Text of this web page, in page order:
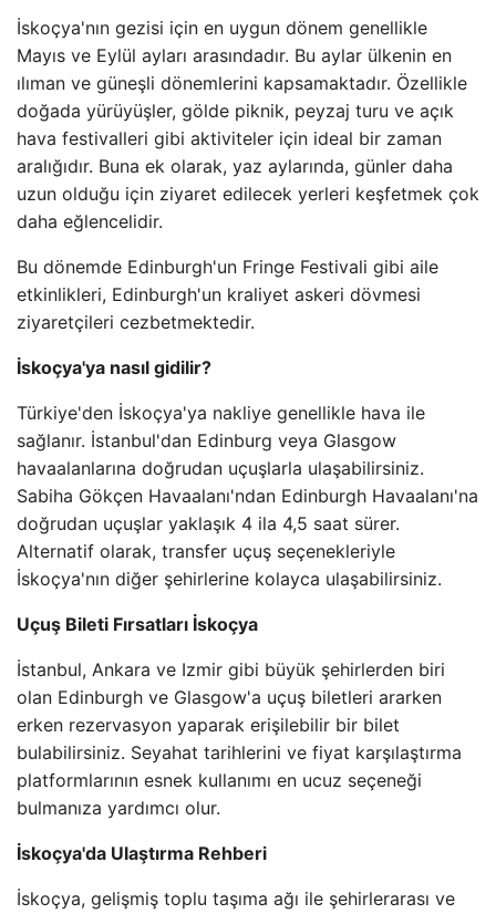
İskoçya'nın gezisi için en uygun dönem genellikle
Mayıs ve Eylül ayları arasındadır. Bu aylar ülkenin en
ılıman ve güneşli dönemlerini kapsamaktadır. Özellikle
doğada yürüyüşler, gölde piknik, peyzaj turu ve açık
hava festivalleri gibi aktiviteler için ideal bir zaman
aralığıdır. Buna ek olarak, yaz aylarında, günler daha
uzun olduğu için ziyaret edilecek yerleri keşfetmek çok
daha eğlencelidir.
Bu dönemde Edinburgh'un Fringe Festivali gibi aile
etkinlikleri, Edinburgh'un kraliyet askeri dövmesi
ziyaretçileri cezbetmektedir.
İskoçya'ya nasıl gidilir?
Türkiye'den İskoçya'ya nakliye genellikle hava ile
sağlanır. İstanbul'dan Edinburg veya Glasgow
havaalanlarına doğrudan uçuşlarla ulaşabilirsiniz.
Sabiha Gökçen Havaalanı'ndan Edinburgh Havaalanı'na
doğrudan uçuşlar yaklaşık 4 ila 4,5 saat sürer.
Alternatif olarak, transfer uçuş seçenekleriyle
İskoçya'nın diğer şehirlerine kolayca ulaşabilirsiniz.
Uçuş Bileti Fırsatları İskoçya
İstanbul, Ankara ve Izmir gibi büyük şehirlerden biri
olan Edinburgh ve Glasgow'a uçuş biletleri ararken
erken rezervasyon yaparak erişilebilir bir bilet
bulabilirsiniz. Seyahat tarihlerini ve fiyat karşılaştırma
platformlarının esnek kullanımı en ucuz seçeneği
bulmanıza yardımcı olur.
İskoçya'da Ulaştırma Rehberi
İskoçya, gelişmiş toplu taşıma ağı ile şehirlerarası ve